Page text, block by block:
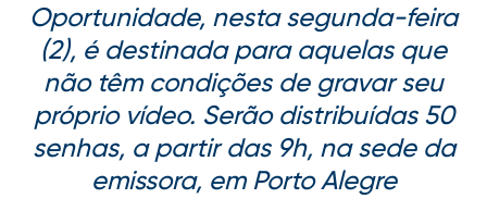
Oportunidade, nesta segunda-feira
(2), é destinada para aquelas que
não têm condições de gravar seu
próprio vídeo. Serão distribuídas 50
senhas, a partir das 9h, na sede da
emissora, em Porto Alegre